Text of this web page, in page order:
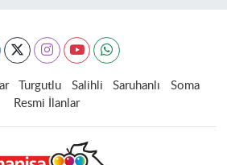
Turgutlu Salihli Saruhanlı
Soma
Resmi İlanlar